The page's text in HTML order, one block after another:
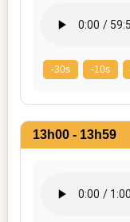
-30s -10s
13h00 - 13h59